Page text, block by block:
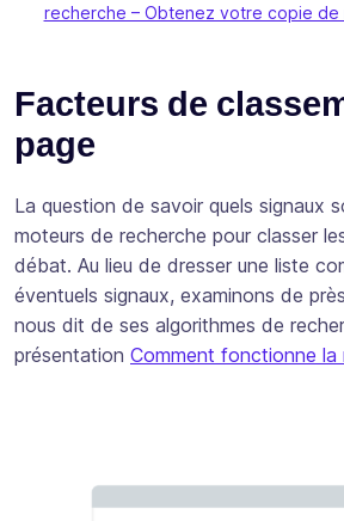
recherche – Obtenez votre copie de
Facteurs de
page
La question de savoir quels signaux
moteurs de recherche pour classer
débat. Au lieu de dresser une liste
éventuels signaux, examinons de
nous dit de ses algorithmes de
présentation Comment fonctionne la